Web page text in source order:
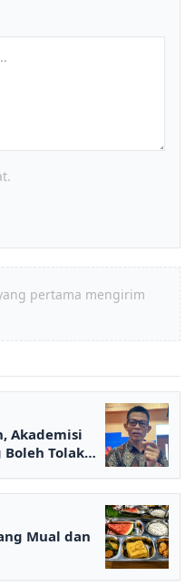
pertama mengirim
Akademisi
Tolak
Mual dan